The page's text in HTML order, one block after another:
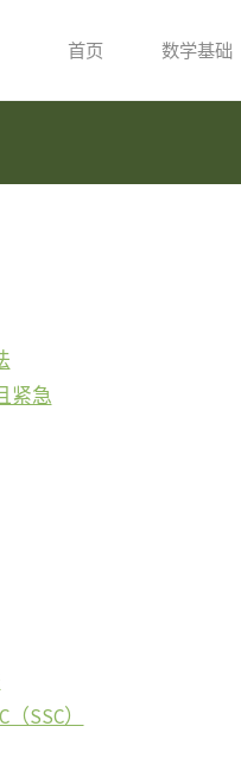
首页 数学基础
紧急
SSC）